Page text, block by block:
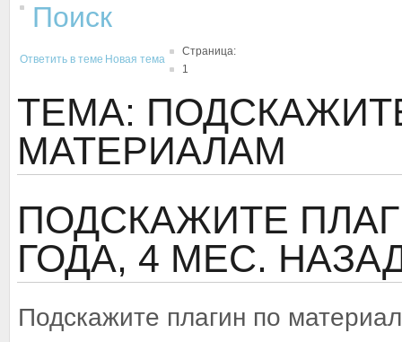
Поиск
Ответить в теме Новая тема
Страница:
1
ТЕМА:
МАТЕРИАЛАМ
ПОДСКАЖИТЕ
ГОДА, 4 МЕС.
Подскажите плагин по